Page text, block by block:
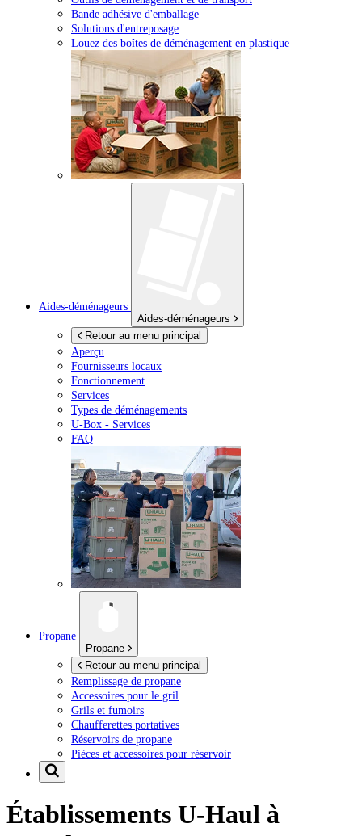
Bande adhésive d'emballage
Solutions d'entreposage
Louez des boîtes de déménagement en plastique
Aides-déménageurs
Aides-déménageurs
Retour au menu principal
Aperçu
Fournisseurs locaux
Fonctionnement
Services
Types de déménagements
U-Box - Services
FAQ
Propane
Propane
Retour au menu principal
Remplissage de propane
Accessoires pour le gril
Grils et fumoirs
Chaufferettes portatives
Réservoirs de propane
Pièces et accessoires pour réservoir
Établissements U-Haul à